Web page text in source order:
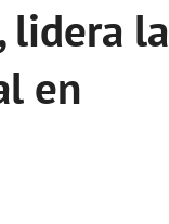
lidera la
en